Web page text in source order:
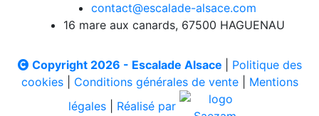
contact@escalade-alsace.com
16 mare aux canards, 67500 HAGUENAU
Copyright 2026 - Escalade Alsace
Politique des
cookies| Conditions générales de vente| Mentions
légales
Réalisé par